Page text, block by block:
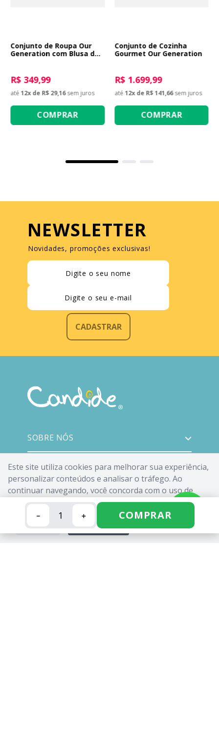
Este site utiliza cookies para melhorar sua experiência,
personalizar conteúdos e analisar o tráfego. Ao
continuar navegando, você concorda com o uso de
cookies. Saiba mais em nossaPolítica de Cookies.
ACEITAR
＋
－ COMPRAR
Conjunto de Roupa Our
Generation com Blusa de
R$ 349,99
até 12x de R$ 29,16 sem juros
COMPRAR
Conjunto de Cozinha
Gourmet Our Generation
R$ 1.699,99
até 12x de R$ 141,66 sem juros
COMPRAR
NEWSLETTER
Novidades, promoções exclusivas!
CADASTRAR
SOBRE NÓS
ATENDIMENTO
INSTITUCIONAL